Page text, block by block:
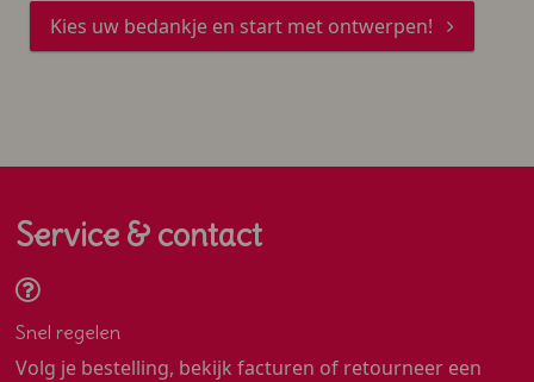
Kies uw bedankje en start met ontwerpen!
Service & contact
Snel regelen
Volg je bestelling, bekijk facturen of retourneer een